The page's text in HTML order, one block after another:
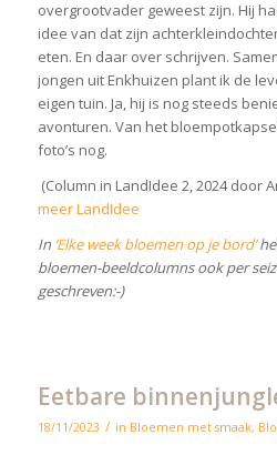
overgrootvader geweest zijn. Hij
idee van dat zijn
eten. En daar over schrijven.
jongen uit Enkhuizen plant ik de
eigen tuin. Ja, hij is nog steeds
avonturen. Van het
foto’s nog.
(Column in LandIdee 2, 2024 door
meer LandIdee
In ‘Elke week bloemen op je bord’
bloemen-beeldcolumns ook per
geschreven:-)
Eetbare
18/11/2023 / in Bloemen met smaak,